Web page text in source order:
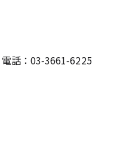
話：03-3661-6225